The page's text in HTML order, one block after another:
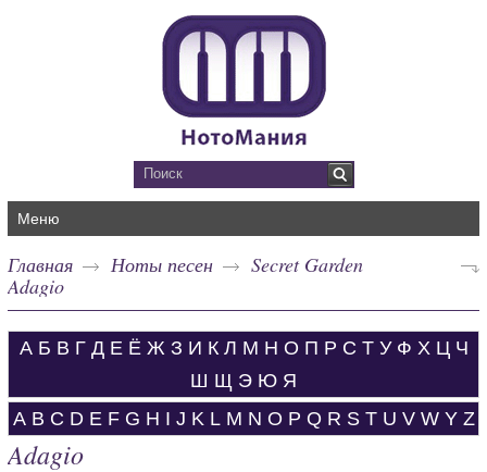
Меню
Главная Ноты песен
Secret Garden
Adagio
А Б В Г Д Е Ё Ж З И К Л М Н О П Р С Т У Ф Х Ц Ч
Ш Щ Э Ю Я
A B C D E F G H I J K L M N O P Q R S T U V W Y Z
Adagio